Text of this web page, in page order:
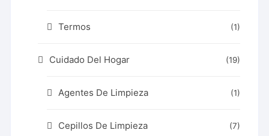
Termos (1)
Cuidado Del Hogar (19)
Agentes De Limpieza (1)
Cepillos De Limpieza (7)